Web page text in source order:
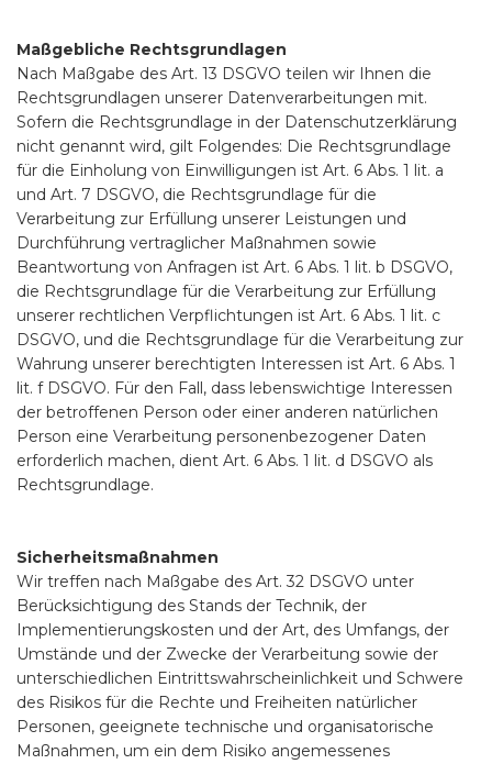
Maßgebliche Rechtsgrundlagen
Nach Maßgabe des Art. 13 DSGVO teilen wir Ihnen die
Rechtsgrundlagen unserer Datenverarbeitungen mit.
Sofern die Rechtsgrundlage in der Datenschutzerklärung
nicht genannt wird, gilt Folgendes: Die Rechtsgrundlage
für die Einholung von Einwilligungen ist Art. 6 Abs. 1 lit. a
und Art. 7 DSGVO, die Rechtsgrundlage für die
Verarbeitung zur Erfüllung unserer Leistungen und
Durchführung vertraglicher Maßnahmen sowie
Beantwortung von Anfragen ist Art. 6 Abs. 1 lit. b DSGVO,
die Rechtsgrundlage für die Verarbeitung zur Erfüllung
unserer rechtlichen Verpflichtungen ist Art. 6 Abs. 1 lit. c
DSGVO, und die Rechtsgrundlage für die Verarbeitung zur
Wahrung unserer berechtigten Interessen ist Art. 6 Abs. 1
lit. f DSGVO. Für den Fall, dass lebenswichtige Interessen
der betroffenen Person oder einer anderen natürlichen
Person eine Verarbeitung personenbezogener Daten
erforderlich machen, dient Art. 6 Abs. 1 lit. d DSGVO als
Rechtsgrundlage.
Sicherheitsmaßnahmen
Wir treffen nach Maßgabe des Art. 32 DSGVO unter
Berücksichtigung des Stands der Technik, der
Implementierungskosten und der Art, des Umfangs, der
Umstände und der Zwecke der Verarbeitung sowie der
unterschiedlichen Eintrittswahrscheinlichkeit und Schwere
des Risikos für die Rechte und Freiheiten natürlicher
Personen, geeignete technische und organisatorische
Maßnahmen, um ein dem Risiko angemessenes